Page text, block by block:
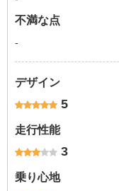
不満な点
-
デザイン
5
走行性能
3
乗り心地